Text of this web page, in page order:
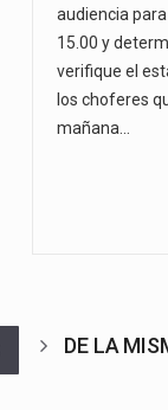
audiencia
15.00 y
verifique el
los choferes
mañana…
DE LA